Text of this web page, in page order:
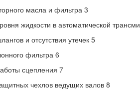
масла и фильтра 3
жидкости в автоматической
и отсутствия утечек 5
фильтра 6
сцепления 7
чехлов ведущих валов 8